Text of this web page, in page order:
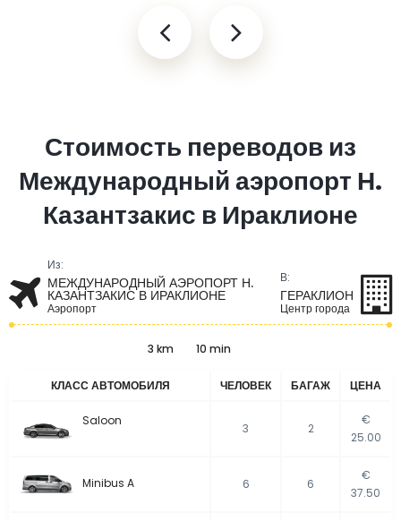
Стоимость переводов из
Международный аэропорт Н.
Казантзакис в Ираклионе
Из:
МЕЖДУНАРОДНЫЙ АЭРОПОРТ Н.
КАЗАНТЗАКИС В ИРАКЛИОНЕ
Аэропорт
В:
ГЕРАКЛИОН
Центр города
3 km 10 min
КЛАСС АВТОМОБИЛЯ ЧЕЛОВЕК БАГАЖ ЦЕНА
Saloon
3 2
€
25.00
Minibus A 6 6
€
37.50